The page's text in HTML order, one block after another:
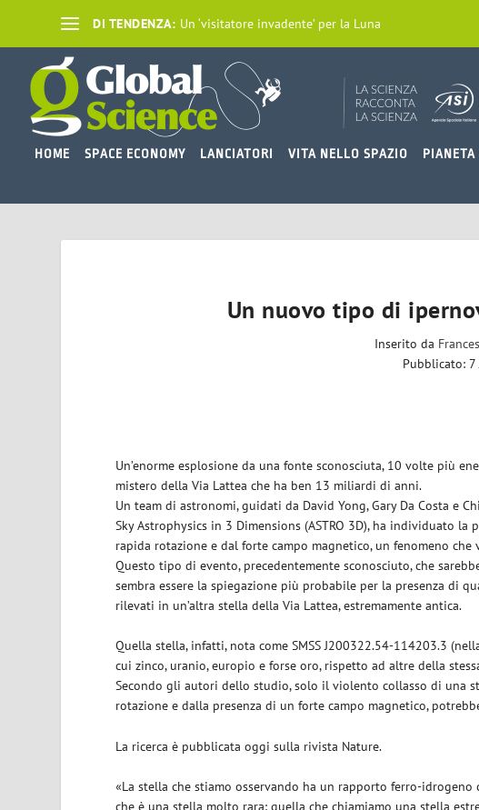
DI TENDENZA: Un ‘visitatore invadente’ per la Luna
HOME SPACE ECONOMY LANCIATORI VITA NELLO SPAZIO PIANETA
Un nuovo tipo di
Inserito da
Pubblicato: 7
Un’enorme esplosione da una fonte sconosciuta, 10 volte più
mistero della Via Lattea che ha ben 13 miliardi di anni.
Un team di astronomi, guidati da David Yong, Gary Da Costa e
Sky Astrophysics in 3 Dimensions (ASTRO 3D), ha individuato
rapida rotazione e dal forte campo magnetico, un fenomeno
Questo tipo di evento, precedentemente sconosciuto, che
sembra essere la spiegazione più probabile per la presenza di
rilevati in un’altra stella della Via Lattea, estremamente antica.
Quella stella, infatti, nota come SMSS J200322.54-114203.3
cui zinco, uranio, europio e forse oro, rispetto ad altre della
Secondo gli autori dello studio, solo il violento collasso di una
rotazione e dalla presenza di un forte campo magnetico,
La ricerca è pubblicata oggi sulla rivista Nature.
«La stella che stiamo osservando ha un rapporto ferro-
che è una stella molto rara: quella che chiamiamo una stella